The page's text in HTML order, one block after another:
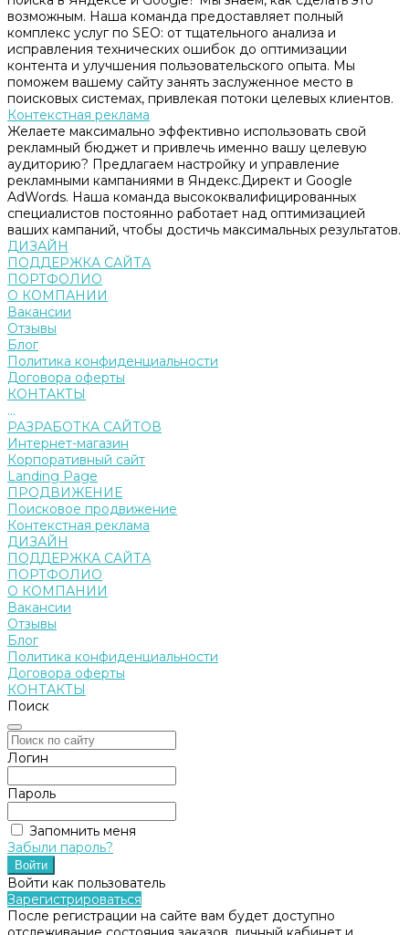
возможным. Наша команда предоставляет полный
комплекс услуг по SEO: от тщательного анализа и
исправления технических ошибок до оптимизации
контента и улучшения пользовательского опыта. Мы
поможем вашему сайту занять заслуженное место в
поисковых системах, привлекая потоки целевых клиентов.
Контекстная реклама
Желаете максимально эффективно использовать свой
рекламный бюджет и привлечь именно вашу целевую
аудиторию? Предлагаем настройку и управление
рекламными кампаниями в Яндекс.Директ и Google
AdWords. Наша команда высококвалифицированных
специалистов постоянно работает над оптимизацией
ваших кампаний, чтобы достичь максимальных результатов.
ДИЗАЙН
ПОДДЕРЖКА САЙТА
ПОРТФОЛИО
О КОМПАНИИ
Вакансии
Отзывы
Блог
Политика конфиденциальности
Договора оферты
КОНТАКТЫ
...
РАЗРАБОТКА САЙТОВ
Интернет-магазин
Корпоративный сайт
Landing Page
ПРОДВИЖЕНИЕ
Поисковое продвижение
Контекстная реклама
ДИЗАЙН
ПОДДЕРЖКА САЙТА
ПОРТФОЛИО
О КОМПАНИИ
Вакансии
Отзывы
Блог
Политика конфиденциальности
Договора оферты
КОНТАКТЫ
Поиск
Логин
Пароль
Запомнить меня
Забыли пароль?
Войти как пользователь
Зарегистрироваться
После регистрации на сайте вам будет доступно